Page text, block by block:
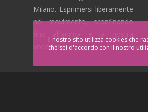
Milano. Esprimersi liberamente
nel movimento, sconfinando
vocazione.
Il nostro sito utilizza cookies che
che sei d'accordo con il nostro